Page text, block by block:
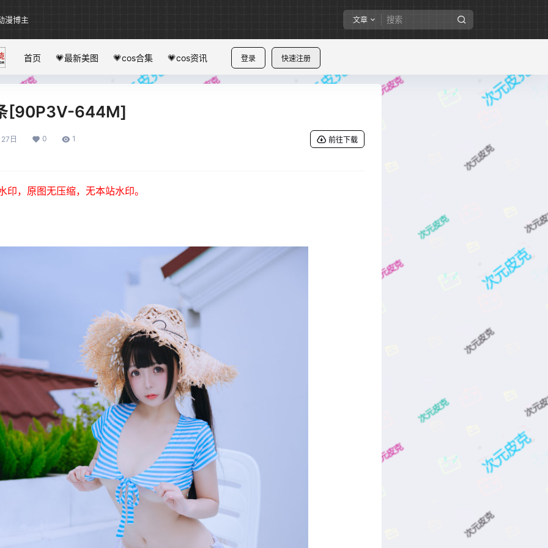
漫博主 文章
登录 快速注册
首页 💗最新美图 💗cos合集 💗cos资讯
[90P3V-644M]
日 0 1 前往下载
印，原图无压缩，无本站水印。